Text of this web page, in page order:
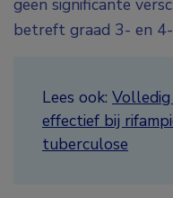
geen significante
betreft graad 3- en
Lees ook:
effectief bij
tuberculose